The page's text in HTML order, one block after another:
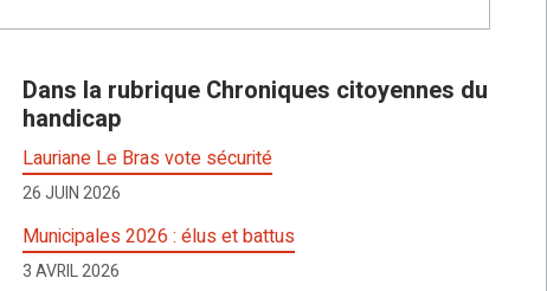
Dans la rubrique Chroniques citoyennes du
handicap
Lauriane Le Bras vote sécurité
26 JUIN 2026
Municipales 2026 : élus et battus
3 AVRIL 2026